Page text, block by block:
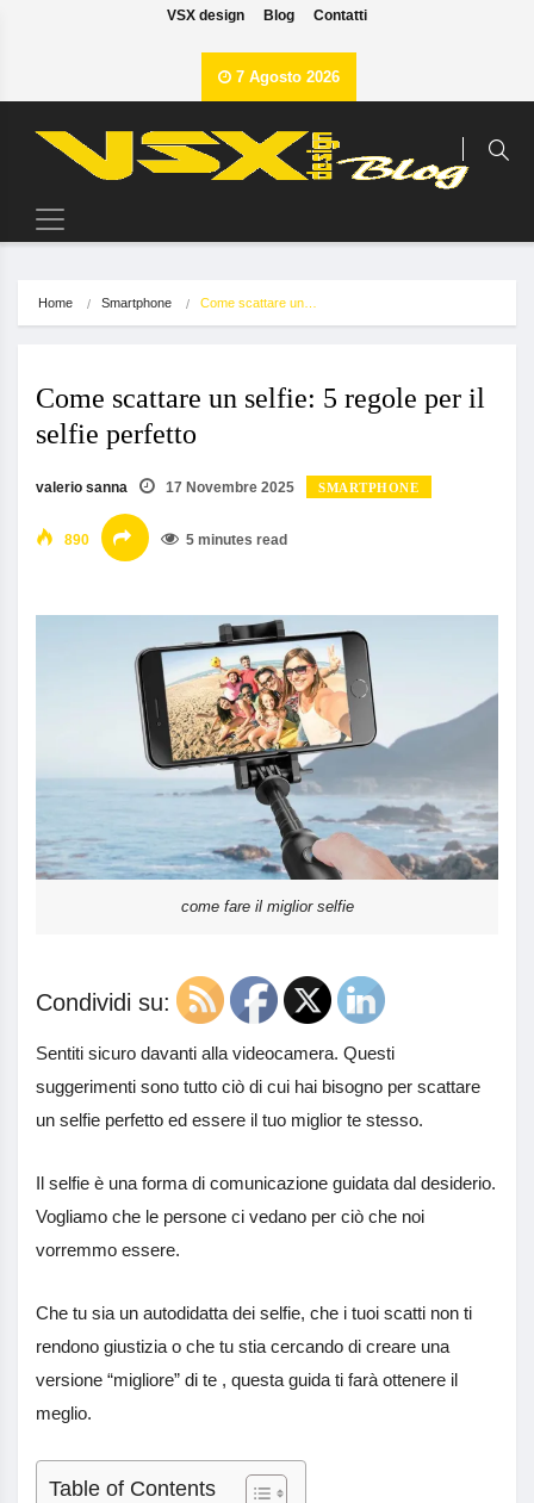
VSX design Blog Contatti
7 Agosto 2026
Home Smartphone Come scattare un…
Come scattare un selfie: 5 regole per il
selfie perfetto
valerio sanna 17 Novembre 2025 SMARTPHONE
890 5 minutes read
come fare il miglior selfie
Condividi su:
Sentiti sicuro davanti alla videocamera. Questi
suggerimenti sono tutto ciò di cui hai bisogno per scattare
un selfie perfetto ed essere il tuo miglior te stesso.
Il selfie è una forma di comunicazione guidata dal desiderio.
Vogliamo che le persone ci vedano per ciò che noi
vorremmo essere.
Che tu sia un autodidatta dei selfie, che i tuoi scatti non ti
rendono giustizia o che tu stia cercando di creare una
versione “migliore” di te , questa guida ti farà ottenere il
meglio.
Table of Contents